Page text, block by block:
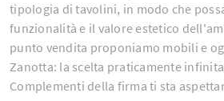
tipologia di tavolini, in modo che
funzionalità e il valore estetico
punto vendita proponiamo mobili e
Zanotta: la scelta praticamente
Complementi della firma ti sta